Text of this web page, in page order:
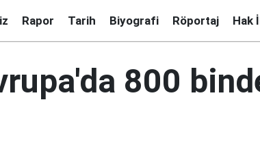
Rapor Tarih Biyografi Röportaj Hak
800